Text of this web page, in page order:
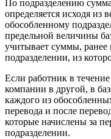
По подразделению
определяется исходя из
обособленному
предельной величины
учитывает суммы, ранее
подразделении, из
Если работник в
компании в другой, в
каждого из
перевода и после
которые начислены за
подразделении.